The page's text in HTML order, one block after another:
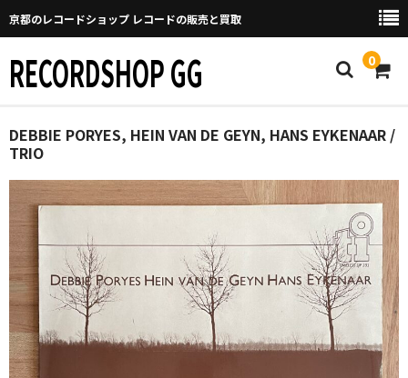
京都のレコードショップ レコードの販売と買取
RECORDSHOP GG 0
Home
GGについて
買取について
取り置きなどについて
Categories
New Arrivals
DEBBIE PORYES, HEIN VAN DE GEYN, HANS EYKENAAR /
TRIO